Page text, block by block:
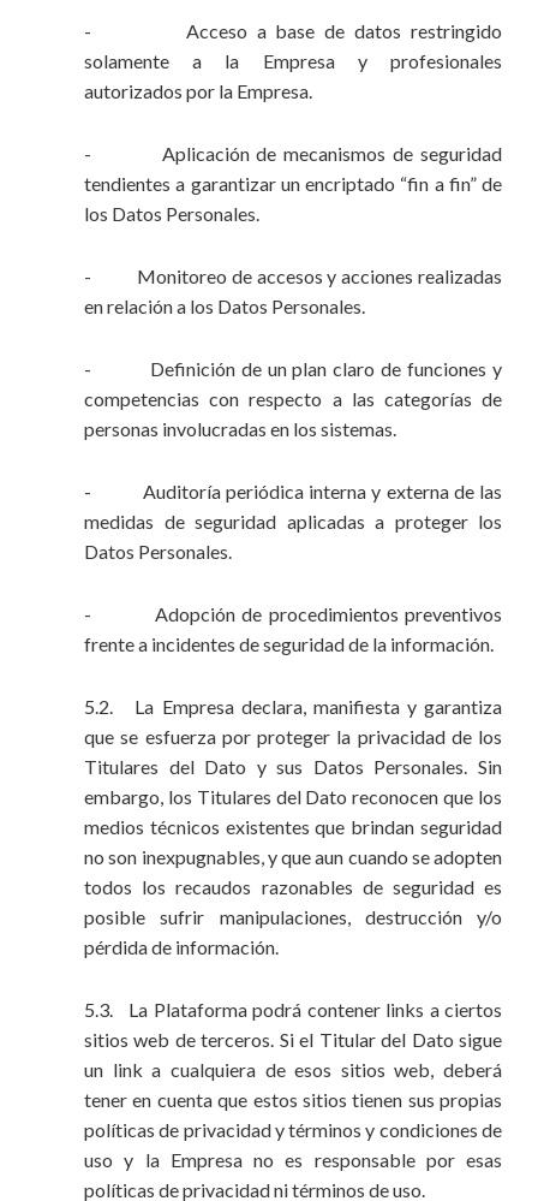
- Acceso a base de datos restringido
solamente a la Empresa y profesionales
autorizados por la Empresa.
- Aplicación de mecanismos de seguridad
tendientes a garantizar un encriptado “fin a fin” de
los Datos Personales.
- Monitoreo de accesos y acciones realizadas
en relación a los Datos Personales.
- Definición de un plan claro de funciones y
competencias con respecto a las categorías de
personas involucradas en los sistemas.
- Auditoría periódica interna y externa de las
medidas de seguridad aplicadas a proteger los
Datos Personales.
- Adopción de procedimientos preventivos
frente a incidentes de seguridad de la información.
5.2. La Empresa declara, manifiesta y garantiza
que se esfuerza por proteger la privacidad de los
Titulares del Dato y sus Datos Personales. Sin
embargo, los Titulares del Dato reconocen que los
medios técnicos existentes que brindan seguridad
no son inexpugnables, y que aun cuando se adopten
todos los recaudos razonables de seguridad es
posible sufrir manipulaciones, destrucción y/o
pérdida de información.
5.3. La Plataforma podrá contener links a ciertos
sitios web de terceros. Si el Titular del Dato sigue
un link a cualquiera de esos sitios web, deberá
tener en cuenta que estos sitios tienen sus propias
políticas de privacidad y términos y condiciones de
uso y la Empresa no es responsable por esas
políticas de privacidad ni términos de uso.